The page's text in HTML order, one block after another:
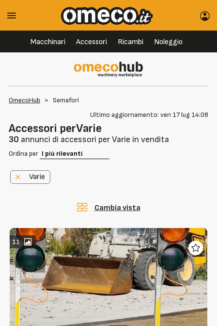
Macchinari Accessori Ricambi Noleggio
OmecoHub > Semafori
Ultimo aggiornamento: ven 17 lug 14:08
Accessori perVarie
30 annunci di accessori per Varie in vendita
Ordina per
Varie
Cambia vista
11